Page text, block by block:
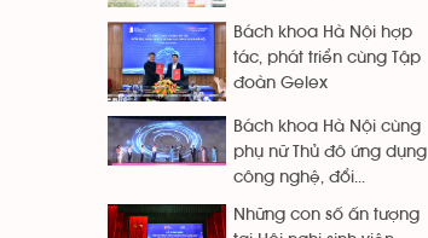
Bách khoa Hà Nội hợp
tác, phát triển cùng Tập
đoàn Gelex
Bách khoa Hà Nội cùng
phụ nữ Thủ đô ứng dụng
công nghệ, đổi...
Những con số ấn tượng